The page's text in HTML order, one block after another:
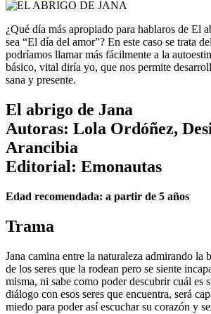
¿Qué día más apropiado para hablaros de El
sea “El día del amor”? En este caso se trata
podríamos llamar más fácilmente a la
básico, vital diría yo, que nos permite
sana y presente.
El abrigo de Jana
Autoras: Lola Ordóñez,
Arancibia
Editorial: Emonautas
Edad recomendada: a partir de 5 años
Trama
Jana camina entre la naturaleza admirando la
de los seres que la rodean pero se siente
misma, ni sabe como poder descubrir cuál es
diálogo con esos seres que encuentra, será
miedo para poder así escuchar su corazón y